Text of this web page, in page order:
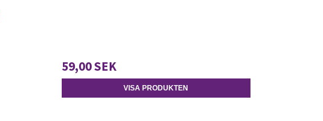
59,00 SEK
VISA PRODUKTEN